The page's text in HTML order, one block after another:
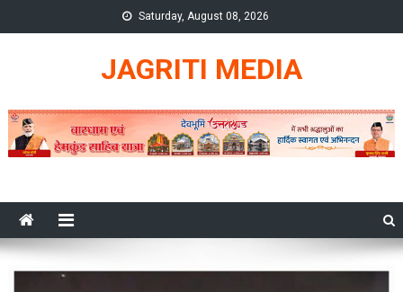
to
Saturday, August 08, 2026
JAGRITI MEDIA